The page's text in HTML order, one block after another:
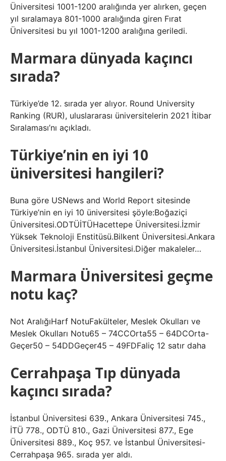
Üniversitesi 1001-1200 aralığında yer alırken, geçen
yıl sıralamaya 801-1000 aralığında giren Fırat
Üniversitesi bu yıl 1001-1200 aralığına geriledi.
Marmara dünyada kaçıncı
sırada?
Türkiye’de 12. sırada yer alıyor. Round University
Ranking (RUR), uluslararası üniversitelerin 2021 İtibar
Sıralaması’nı açıkladı.
Türkiye’nin en iyi 10
üniversitesi hangileri?
Buna göre USNews and World Report sitesinde
Türkiye’nin en iyi 10 üniversitesi şöyle:Boğaziçi
Üniversitesi.ODTÜİTÜHacettepe Üniversitesi.İzmir
Yüksek Teknoloji Enstitüsü.Bilkent Üniversitesi.Ankara
Üniversitesi.İstanbul Üniversitesi.Diğer makaleler…
Marmara Üniversitesi geçme
notu kaç?
Not AralığıHarf NotuFakülteler, Meslek Okulları ve
Meslek Okulları Notu65 – 74CCOrta55 – 64DCOrta-
Geçer50 – 54DDGeçer45 – 49FDFaliç 12 satır daha
Cerrahpaşa Tıp dünyada
kaçıncı sırada?
İstanbul Üniversitesi 639., Ankara Üniversitesi 745.,
İTÜ 778., ODTÜ 810., Gazi Üniversitesi 877., Ege
Üniversitesi 889., Koç 957. ve İstanbul Üniversitesi-
Cerrahpaşa 965. sırada yer aldı.